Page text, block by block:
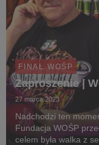
FINAŁ WOŚP
Zaproszenie |
27 marca 2023
Nadchodzi ten
Fundacja WOŚP
celem była walka z